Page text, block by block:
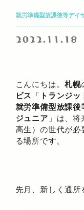
就労準備型放課後等デ
2022.11.18
こんにちは。札幌
ビス 「 トランジ
就労準備型放課後
ジュニア 」は、
高生）の世代が
る場所です。
先月、新しく通所